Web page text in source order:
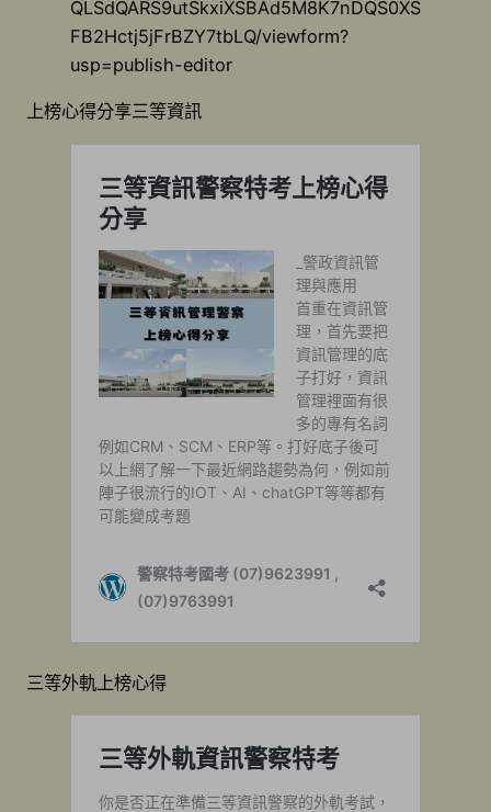
QLSdQARS9utSkxiXSBAd5M8K7nDQS0XS
FB2Hctj5jFrBZY7tbLQ/viewform?
usp=publish-editor
上榜心得分享三等資訊
三等外軌上榜心得